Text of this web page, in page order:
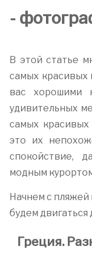
-
В этой статье
самых красивых
вас хорошими
удивительных
самых
это их
спокойствие,
модным
Начнем с пляжей
будем двигаться
Греция.